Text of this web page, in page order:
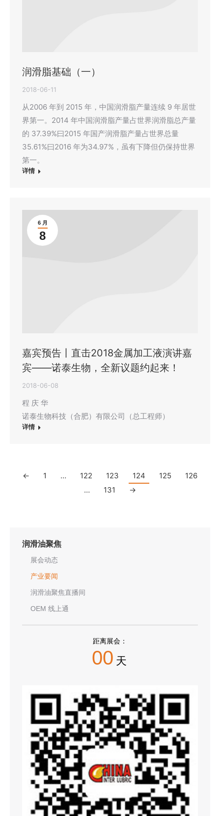
润滑脂基础（一）
2018-06-11
从2006 年到 2015 年，中国润滑脂产量连续 9 年居世
界第一。2014 年中国润滑脂产量占世界润滑脂总产量
的 37.39%曰2015 年国产润滑脂产量占世界总量
35.61%曰2016 年为34.97%，虽有下降但仍保持世界
第一。
详情
6 月
8
嘉宾预告丨直击2018金属加工液演讲嘉
宾——诺泰生物，全新议题约起来！
2018-06-08
程 庆 华
诺泰生物科技（合肥）有限公司（总工程师）
详情
← 1 … 122 123 124 125
126
…
131 →
润滑油聚焦
展会动态
产业要闻
润滑油聚焦直播间
OEM 线上通
距离展会：
00 天